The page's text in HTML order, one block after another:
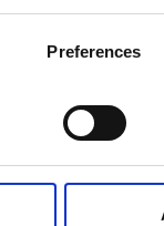
of the
Preferences
i fatti già noti
temi: il potere/
il
(che si traduce,
della
recenti